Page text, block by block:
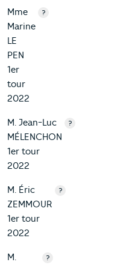
Mme
Marine
LE
PEN
1er
tour
2022
?
M. Jean-Luc
MÉLENCHON
1er tour
2022
?
M. Éric
ZEMMOUR
1er tour
2022
?
M.
?